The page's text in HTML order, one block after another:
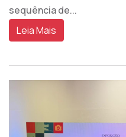
sequência de...
Leia Mais